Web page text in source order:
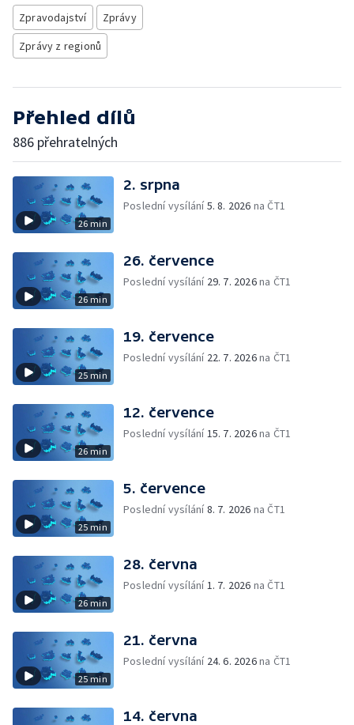
Zpravodajství
Zprávy
Zprávy z regionů
Přehled dílů
886 přehratelných
26 min
2. srpna
Poslední vysílání5. 8. 2026 na ČT1
26 min
26. července
Poslední vysílání 29. 7. 2026na ČT1
25 min
19. července
Poslední vysílání 22. 7. 2026na ČT1
26 min
12. července
Poslední vysílání15. 7. 2026na ČT1
25 min
5. července
Poslední vysílání8. 7. 2026 na ČT1
26 min
28. června
Poslední vysílání1. 7. 2026 na ČT1
25 min
21. června
Poslední vysílání 24. 6. 2026na ČT1
14. června